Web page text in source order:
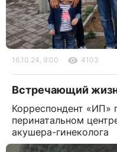
16.10.24, 9:00 4103
Встречающий
Корреспондент «ИП»
перинатальном
акушера-гинеколога